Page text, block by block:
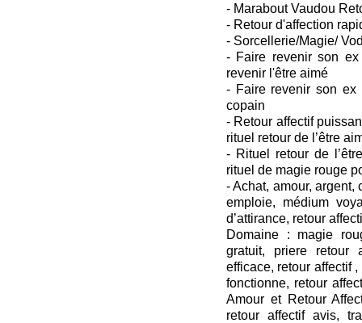
- Marabout Vaudou
- Retour d'affection
- Sorcellerie/Magie/
- Faire revenir son
revenir l'être aimé
- Faire revenir son ex
copain
- Retour affectif
rituel retour de l’être
- Rituel retour de
rituel de magie rouge
- Achat, amour,
emploie, médium
d’attirance, retour
Domaine : magie
gratuit, priere retour
efficace, retour affectif
fonctionne, retour
Amour et Retour
retour affectif avis,